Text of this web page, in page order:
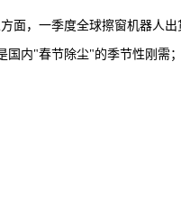
面，一季度全球擦窗机器人
国内"春节除尘"的季节性刚需